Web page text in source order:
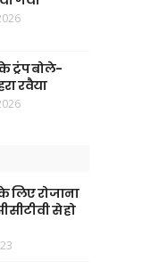
ट्रंप बोले-
रवैया
लिए रोजाना
से हो